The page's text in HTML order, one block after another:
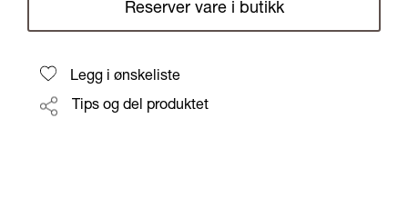
Reserver vare i butikk
Legg i ønskeliste
Tips og del produktet